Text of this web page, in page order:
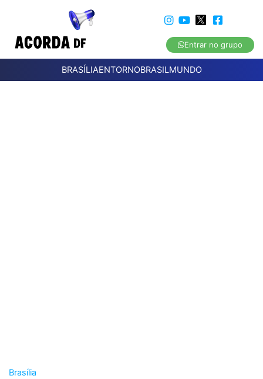
Entrar no grupo
BRASÍLIAENTORNOBRASILMUNDO
Brasília